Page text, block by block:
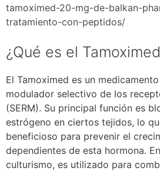
tamoximed-20-mg-de-balkan-
tratamiento-con-peptidos/
¿Qué es el
El Tamoximed es un
modulador selectivo de los
(SERM). Su principal función es
estrógeno en ciertos tejidos, lo
beneficioso para prevenir el
dependientes de esta hormona.
culturismo, es utilizado para